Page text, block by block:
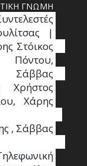
ΓΝΩΜΗ
ελεστές
|
Στόικος
Χρήστος
Χάρης
, Σάββας